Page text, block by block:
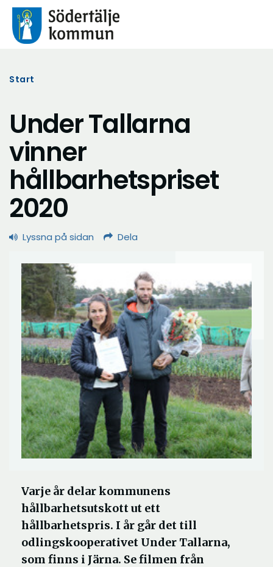
Start
Under Tallarna
vinner
hållbarhetspriset
2020
Lyssna på sidan Dela
Varje år delar kommunens
hållbarhetsutskott ut ett
hållbarhetspris. I år går det till
odlingskooperativet Under Tallarna,
som finns i Järna. Se filmen från